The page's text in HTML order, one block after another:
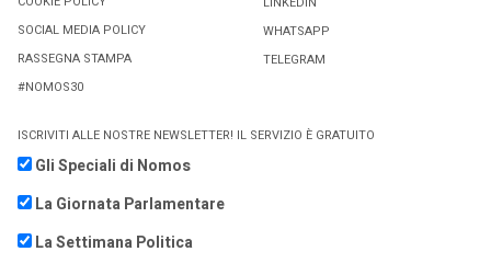
SOCIAL MEDIA POLICY
RASSEGNA STAMPA
#NOMOS30
WHATSAPP
TELEGRAM
ISCRIVITI ALLE NOSTRE NEWSLETTER! IL SERVIZIO È GRATUITO
Gli Speciali di Nomos
La Giornata Parlamentare
La Settimana Politica